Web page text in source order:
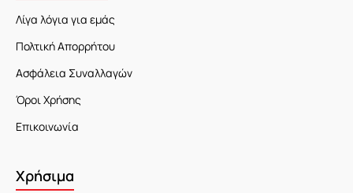
Λίγα λόγια για εμάς
Πολτική Απορρήτου
Ασφάλεια Συναλλαγών
Όροι Χρήσης
Επικοινωνία
Χρήσιμα